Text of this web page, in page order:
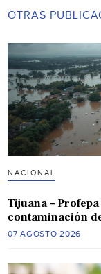
OTRAS
NACIONAL
Tijuana – Profepa
contaminación
07 AGOSTO 2026